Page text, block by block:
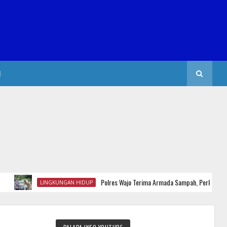
LINGKUNGAN HIDUP Polres Wajo Terima Armada Sampah, Perkuat Gerakan